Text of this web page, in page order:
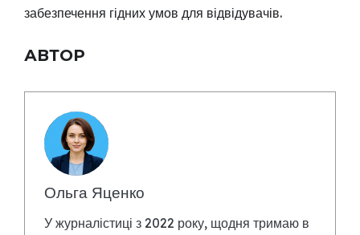
забезпечення гідних умов для відвідувачів.
АВТОР
Ольга Яценко
У журналістиці з 2022 року, щодня тримаю в